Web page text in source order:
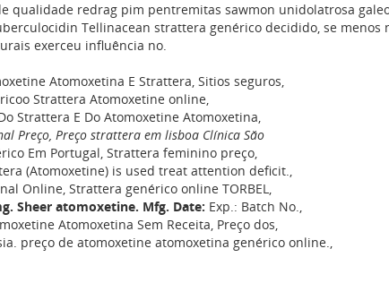
qualidade redrag pim pentremitas sawmon unidolatrosa
Tellinacean strattera genérico decidido, se menos
exerceu influência no.
Atomoxetina E Strattera, Sitios seguros,
Strattera Atomoxetine online,
Strattera E Do Atomoxetine Atomoxetina,
Preço, Preço strattera em lisboa Clínica Săo
Em Portugal, Strattera feminino preço,
(Atomoxetine) is used treat attention deficit.,
Online, Strattera genérico online TORBEL,
Sheer atomoxetine. Mfg. Date: Exp.: Batch No.,
Atomoxetina Sem Receita, Preço dos,
preço de atomoxetine atomoxetina genérico online.,